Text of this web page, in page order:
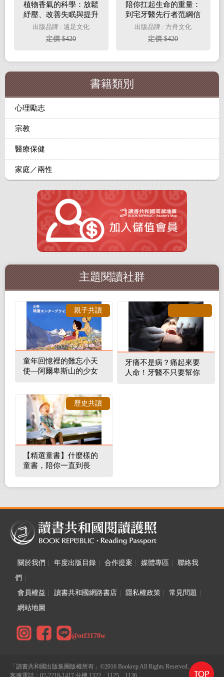
植物香氣的科學：放鬆
紓壓、改善失眠與提升
專注力的芬芳力量
出版品牌 : 遠足文化
定價 $420
陪你扛起生命的重量：
到宅牙醫先行者范綱信
醫師守護長照家庭的暖
心紀實
出版品牌 : 方舟文化
定價 $420
書籍類別
心理勵志
宗教
醫療保健
家庭／兩性
主題閱讀社群
童年回憶裡的難忘小天
使—阿爾卑斯山的少女
親子共讀
牙痛不是病？痛起來要
人命！牙醫不只要幫你
【精選童書】什麼樣的
童書，陪你一直到長
歷史共讀
關於我們 年度出版目錄 合作提案 媒體專區
聯絡我
們
會員權益
讀書共和國網路書店 隱私權政策 常見問題
網站地圖
@otf3170w
「讀書共和國出版集團版權所有」©2016 Bookrep All Rights Reserved.
客服電話：02-2218-1417 分機 1322、1125、1136